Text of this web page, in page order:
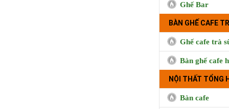
Ghế Bar
BÀN GHẾ CAFE
Ghế cafe trà
Bàn ghế cafe
NỘI THẤT TỔNG
Bàn cafe